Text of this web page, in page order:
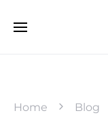
Home Blog